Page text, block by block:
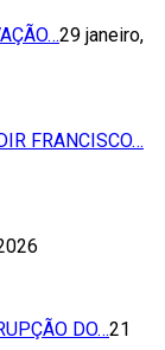
29 janeiro,
FRANCISCO…
DO…21